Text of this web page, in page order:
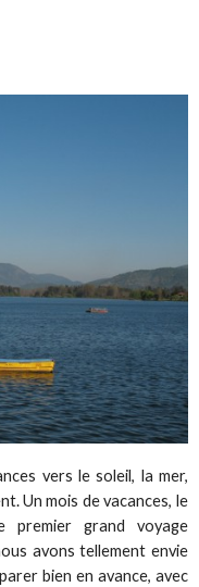
vers le soleil, la mer,
Un mois de vacances, le
grand voyage
avons tellement envie
bien en avance, avec